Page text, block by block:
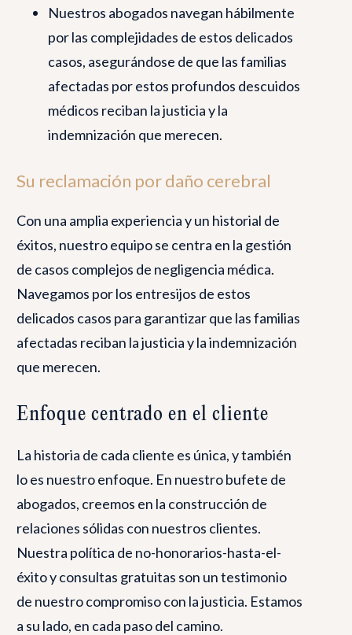
Nuestros abogados navegan hábilmente
por las complejidades de estos delicados
casos, asegurándose de que las familias
afectadas por estos profundos descuidos
médicos reciban la justicia y la
indemnización que merecen.
Su reclamación por daño cerebral
Con una amplia experiencia y un historial de
éxitos, nuestro equipo se centra en la gestión
de casos complejos de negligencia médica.
Navegamos por los entresijos de estos
delicados casos para garantizar que las familias
afectadas reciban la justicia y la indemnización
que merecen.
Enfoque centrado en el cliente
La historia de cada cliente es única, y también
lo es nuestro enfoque. En nuestro bufete de
abogados, creemos en la construcción de
relaciones sólidas con nuestros clientes.
Nuestra política de no-honorarios-hasta-el-
éxito y consultas gratuitas son un testimonio
de nuestro compromiso con la justicia. Estamos
a su lado, en cada paso del camino.